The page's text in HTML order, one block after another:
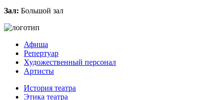
Зал: Большой зал
Афиша
Репертуар
Художественный персонал
Артисты
История театра
Этика театра